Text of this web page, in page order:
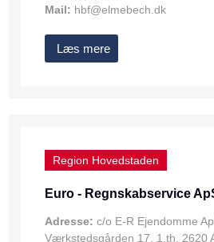
Mail: hbf@elmebech.dk
Læs mere
Region Hovedstaden
Euro - Regnskabservice
Adresse: c/o E-R Ejendomme
Værkstedsgården 17, 1.th, 2620